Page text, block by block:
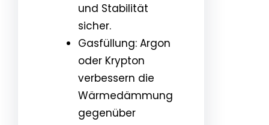
und Stabilität
sicher.
Gasfüllung: Argon
oder Krypton
verbessern die
Wärmedämmung
gegenüber